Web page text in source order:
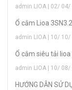
admin LIOA | 02/ 04/
Ổ cắm Lioa
admin LIOA | 10/ 10/
Ổ cắm siêu tải
admin LIOA | 10/ 08/
HƯỚNG DẪN SỬ